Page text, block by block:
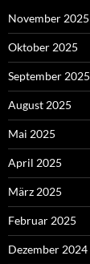
November 2025
Oktober 2025
September 2025
August 2025
Mai 2025
April 2025
März 2025
Februar 2025
Dezember 2024